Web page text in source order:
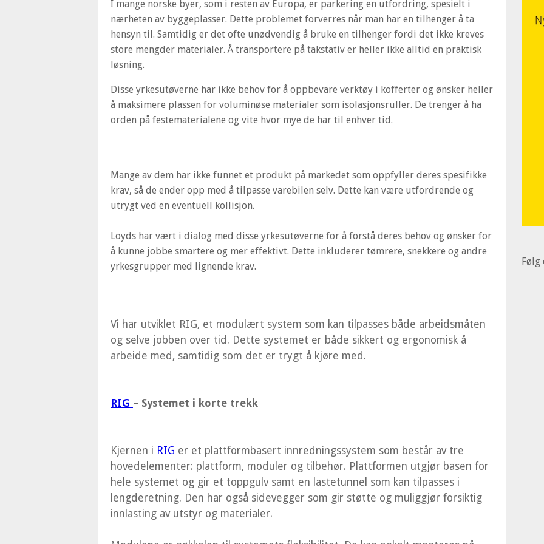
I mange norske byer, som i resten av Europa, er parkering en utfordring, spesielt i
nærheten av byggeplasser. Dette problemet forverres når man har en tilhenger å ta
hensyn til. Samtidig er det ofte unødvendig å bruke en tilhenger fordi det ikke kreves
store mengder materialer. Å transportere på takstativ er heller ikke alltid en praktisk
løsning.
Disse yrkesutøverne har ikke behov for å oppbevare verktøy i kofferter og ønsker heller
å maksimere plassen for voluminøse materialer som isolasjonsruller. De trenger å ha
orden på festematerialene og vite hvor mye de har til enhver tid.
Mange av dem har ikke funnet et produkt på markedet som oppfyller deres spesifikke
krav, så de ender opp med å tilpasse varebilen selv. Dette kan være utfordrende og
utrygt ved en eventuell kollisjon.
Loyds har vært i dialog med disse yrkesutøverne for å forstå deres behov og ønsker for
å kunne jobbe smartere og mer effektivt. Dette inkluderer tømrere, snekkere og andre
yrkesgrupper med lignende krav.
Vi har utviklet RIG, et modulært system som kan tilpasses både arbeidsmåten
og selve jobben over tid. Dette systemet er både sikkert og ergonomisk å
arbeide med, samtidig som det er trygt å kjøre med.
RIG – Systemet i korte trekk
Kjernen i RIG er et plattformbasert innredningssystem som består av tre
hovedelementer: plattform, moduler og tilbehør. Plattformen utgjør basen for
hele systemet og gir et toppgulv samt en lastetunnel som kan tilpasses i
lengderetning. Den har også sidevegger som gir støtte og muliggjør forsiktig
innlasting av utstyr og materialer.
Følg